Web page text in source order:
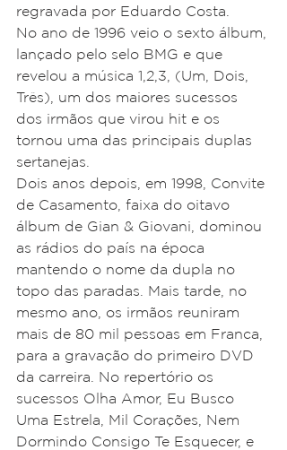
regravada por Eduardo Costa.
No ano de 1996 veio o sexto álbum,
lançado pelo selo BMG e que
revelou a música 1,2,3, (Um, Dois,
Três), um dos maiores sucessos
dos irmãos que virou hit e os
tornou uma das principais duplas
sertanejas.
Dois anos depois, em 1998, Convite
de Casamento, faixa do oitavo
álbum de Gian & Giovani, dominou
as rádios do país na época
mantendo o nome da dupla no
topo das paradas. Mais tarde, no
mesmo ano, os irmãos reuniram
mais de 80 mil pessoas em Franca,
para a gravação do primeiro DVD
da carreira. No repertório os
sucessos Olha Amor, Eu Busco
Uma Estrela, Mil Corações, Nem
Dormindo Consigo Te Esquecer, e